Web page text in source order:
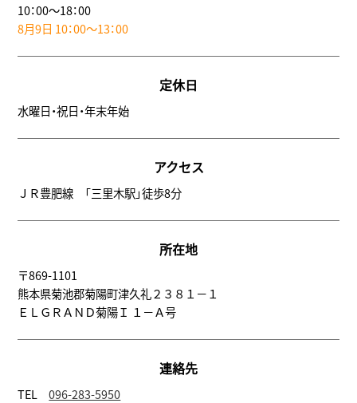
10：00～18：00
8月9日 10：00～13：00
定休日
水曜日・祝日・年末年始
アクセス
ＪＲ豊肥線 「三里木駅」徒歩8分
所在地
〒869-1101
熊本県菊池郡菊陽町津久礼２３８１－１
ＥＬＧＲＡＮＤ菊陽Ｉ １－Ａ号
連絡先
TEL 096-283-5950